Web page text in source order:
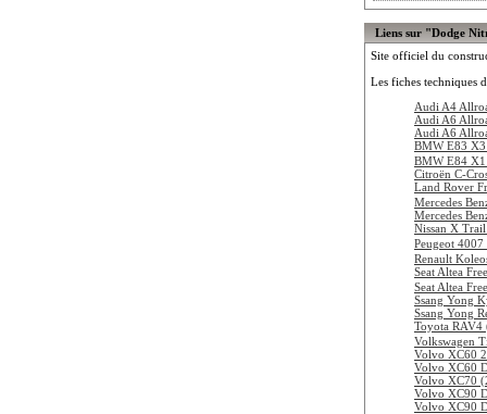
Liens sur "Dodge
Site officiel du
Les fiches techniques
Audi A4
Audi A6
Audi A6
BMW E83
BMW E84
Citroën C-
Land Rover
Mercedes
Mercedes
Nissan X
Peugeot 4007
Renault
Seat Altea
Seat Altea
Ssang Yong
Ssang Yong
Toyota RAV4
Volkswagen
Volvo XC60
Volvo XC60
Volvo XC70
Volvo XC90
Volvo XC90